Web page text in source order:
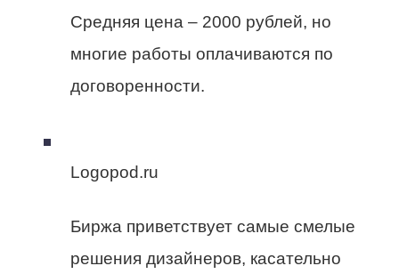
Средняя цена – 2000 рублей, но
многие работы оплачиваются по
договоренности.
Logopod.ru
Биржа приветствует самые смелые
решения дизайнеров, касательно